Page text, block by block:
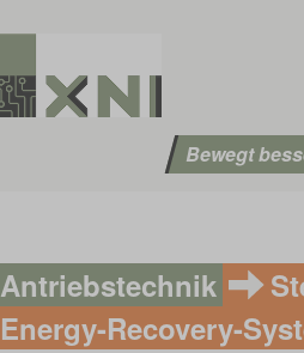
Bewegt
Antriebstechnik
Energy-Recovery-